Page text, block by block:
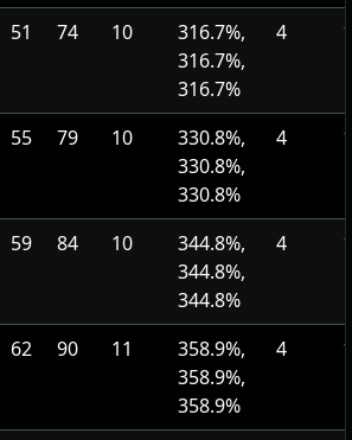
51 74 10
316.7%,
316.7%,
316.7%
4
55 79 10
330.8%,
330.8%,
330.8%
4
59 84 10
344.8%,
344.8%,
344.8%
4
62 90 11
358.9%,
358.9%,
358.9%
4